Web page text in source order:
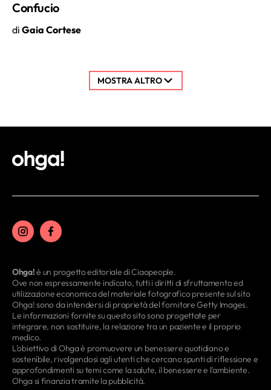
Ohga!
è un progetto editoriale di Ciaopeople.
Ohga! sono da intendersi di proprietà del fornitore Getty Images.
Le informazioni fornite su questo sito sono progettate per
integrare, non sostituire, la relazione tra un paziente e il proprio
medico.
L’obiettivo di Ohga è promuovere un benessere quotidiano e
sostenibile, rivolgendosi agli utenti che cercano spunti di riflessione e
approfondimenti su temi come la salute, il benessere e l’ambiente.
Ohga si finanzia tramite la pubblicità.